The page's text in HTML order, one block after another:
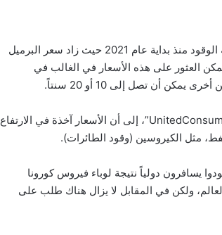
بعد عام 2020، شهدت أسعار البنزين انخفاضاً نسبياً، ارتفعت تكلفة الوقود منذ بداية عام 2021 حيث زاد سعر البرميل
الربيع الماضي (65 دولاراً مقابل 30 دولاراً). يمكن العثور على هذه الأسعار في الغالب في
أن تصل إلى 10 أو 20 سنتاً.
ويشير بول فان سيلمز ، مدير المجموعة الاستهلاكية المتحدة “UnitedConsumers”، إلى أن الأسعار آخذة في الارتفاع
مثل الكيروسين (وقود الطائرات).
يسافرون دولياً نتيجة لوباء فيروس كورونا
ولكن في المقابل لا يزال هناك طلب على